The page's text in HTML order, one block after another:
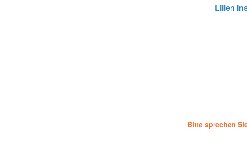
Lilien
Bitte sprechen